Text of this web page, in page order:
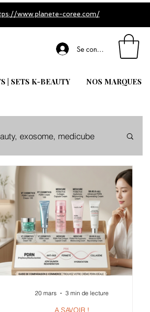
www.planete-coree.com/
Se connecter
| SETS K-BEAUTY NOS MARQUES
exosome, medicube
A SAVOIR !
20 mars 3 min de lecture